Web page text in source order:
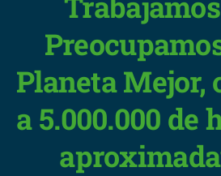
Planeta Mejor,
a 5.000.000 de